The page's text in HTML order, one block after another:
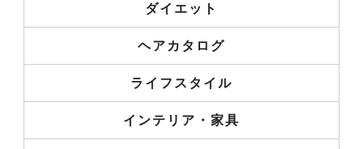
ダイエット
ヘアカタログ
ライフスタイル
インテリア・家具